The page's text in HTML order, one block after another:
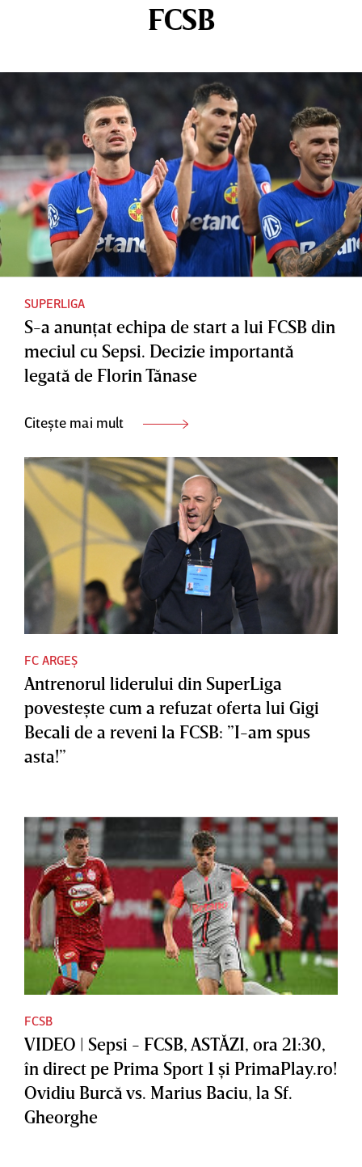
FCSB
SUPERLIGA
S-a anunţat echipa de start a lui FCSB din
meciul cu Sepsi. Decizie importantă
legată de Florin Tănase
Citește mai mult
FC ARGEȘ
Antrenorul liderului din SuperLiga
povesteşte cum a refuzat oferta lui Gigi
Becali de a reveni la FCSB: ”I-am spus
asta!”
FCSB
VIDEO | Sepsi - FCSB, ASTĂZI, ora 21:30,
în direct pe Prima Sport 1 şi PrimaPlay.ro!
Ovidiu Burcă vs. Marius Baciu, la Sf.
Gheorghe